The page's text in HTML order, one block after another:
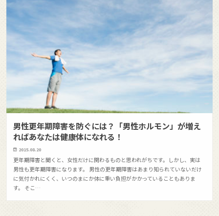
男性更年期障害を防ぐには？「男性ホルモン」が増え
ればあなたは健康体になれる！
2015.08.20
更年期障害と聞くと、女性だけに関わるものと思われがちです。しかし、実は
男性も更年期障害になります。 男性の更年期障害はあまり知られていないだけ
に気付かれにくく、いつのまにか体に重い負担がかかっていることもありま
す。 そこ…